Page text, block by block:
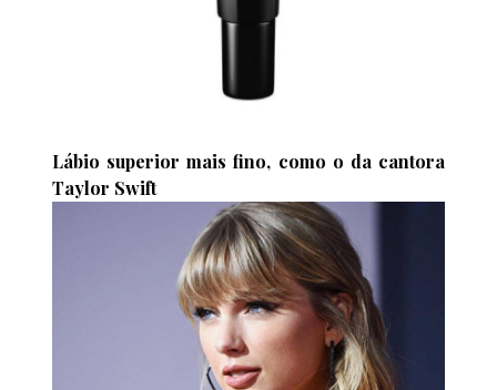
Lábio superior mais fino, como o da cantora
Taylor Swift